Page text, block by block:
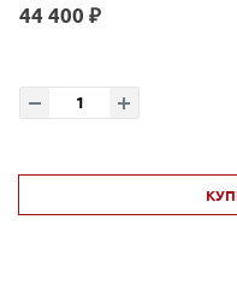
44 400 ₽